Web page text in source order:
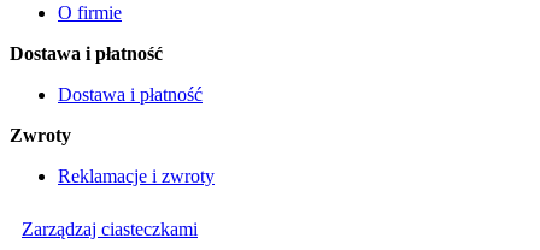
O firmie
Dostawa i płatność
Dostawa i płatność
Zwroty
Reklamacje i zwroty
Zarządzaj ciasteczkami